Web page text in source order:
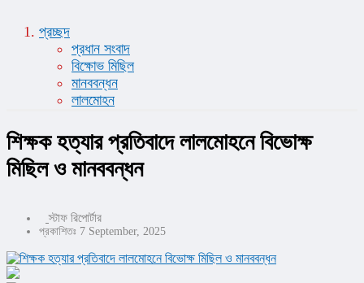
প্রচ্ছদ
প্রধান সংবাদ
বিক্ষোভ মিছিল
মানববন্ধন
লালমোহন
শিক্ষক হত্যার প্রতিবাদে লালমোহনে বিভোক্ষ
মিছিল ও মানববন্ধন
স্টাফ রিপোর্টার
প্রকাশিতঃ 7 September, 2025